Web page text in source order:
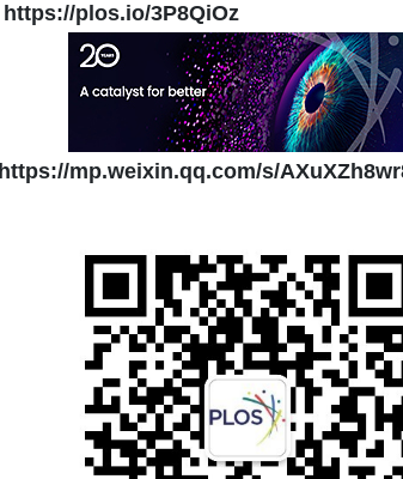
https://plos.io/3P8QiOz
https://mp.weixin.qq.com/s/